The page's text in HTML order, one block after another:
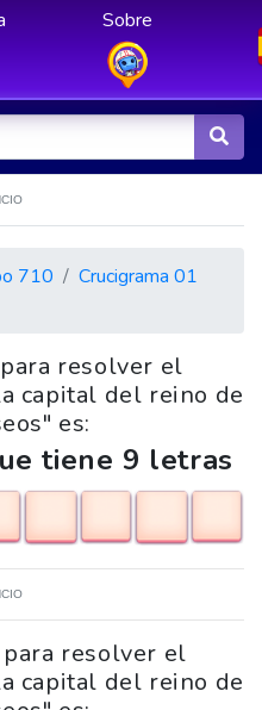
Sobre
710
Crucigrama 01
resolver el
capital del reino de
es:
tiene 9 letras
resolver el
capital del reino de